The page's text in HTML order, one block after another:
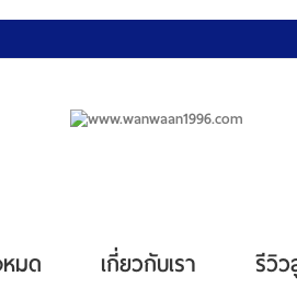
มด เกี่ยวกับเรา รีวิ